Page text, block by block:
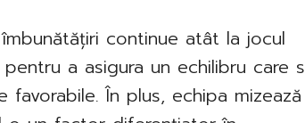
continue atât la jocul
a asigura un echilibru care
În plus, echipa